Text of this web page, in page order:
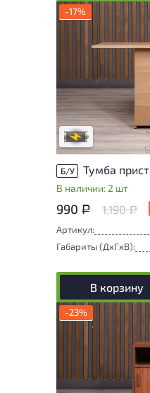
-17%
Степень износа
проверки. Вы
дополнительную
сотрудников
В обработке
Б/У
В наличии: 2 шт
990 Р 1.190Р
Артикул:
Габариты (ДxГxВ):
В корзину
-23%
Степень износа